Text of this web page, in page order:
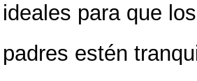
ideales para que
padres estén